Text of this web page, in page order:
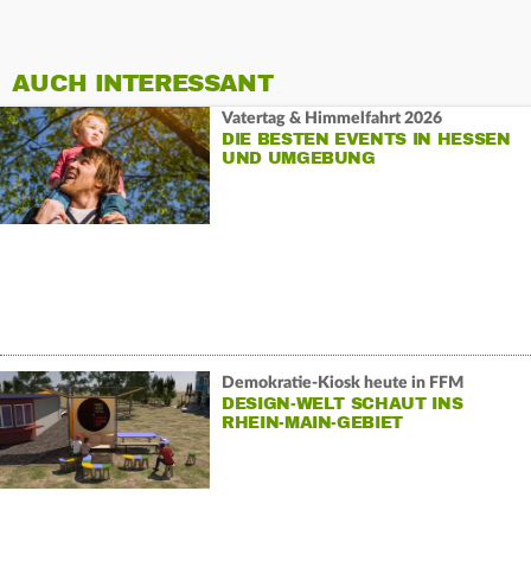
AUCH INTERESSANT
Vatertag & Himmelfahrt 2026
DIE BESTEN EVENTS IN HESSEN
UND UMGEBUNG
Demokratie-Kiosk heute in FFM
DESIGN-WELT SCHAUT INS
RHEIN-MAIN-GEBIET